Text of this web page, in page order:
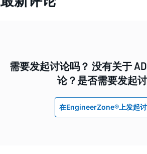
需要发起讨论吗？ 没有关于
论？是否需要发起
在EngineerZone®上发起